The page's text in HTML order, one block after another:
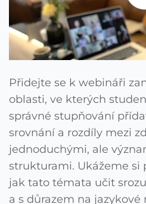
Přidejte se k webináři
oblasti, ve kterých
správné stupňování
srovnání a rozdíly mezi
jednoduchými, ale
strukturami. Ukážeme si
jak tato témata učit
a s důrazem na jazykové